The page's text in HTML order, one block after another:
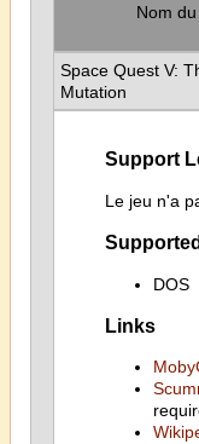
Nom
Space Quest V:
Mutation
Support
Le jeu n'a
DOS
Links